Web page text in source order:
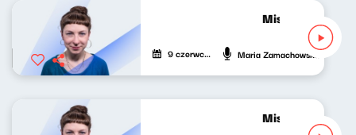
Mistrzowie
9 czerwca 2024 Maria Zamachowska
Mistrzowie